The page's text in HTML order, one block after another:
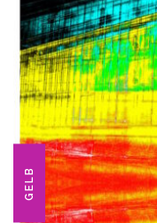
GELB